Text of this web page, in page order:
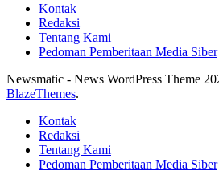
Kontak
Redaksi
Tentang Kami
Pedoman Pemberitaan Media Siber
Newsmatic - News WordPress Theme
BlazeThemes.
Kontak
Redaksi
Tentang Kami
Pedoman Pemberitaan Media Siber